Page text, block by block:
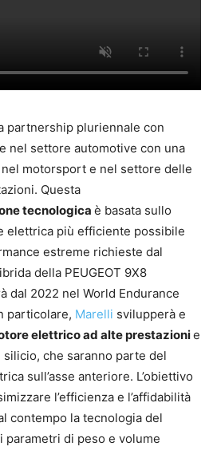
partnership pluriennale con
nel settore automotive con una
motorsport e nel settore delle
Questa
tecnologica è basata sullo
elettrica più efficiente possibile
estreme richieste dal
della PEUGEOT 9X8
dal 2022 nel World Endurance
particolare, Marelli svilupperà e
elettrico ad alte prestazionie
che saranno parte del
sull’asse anteriore. L’obiettivo
l’efficienza e l’affidabilità
contempo la tecnologia del
parametri di peso e volume